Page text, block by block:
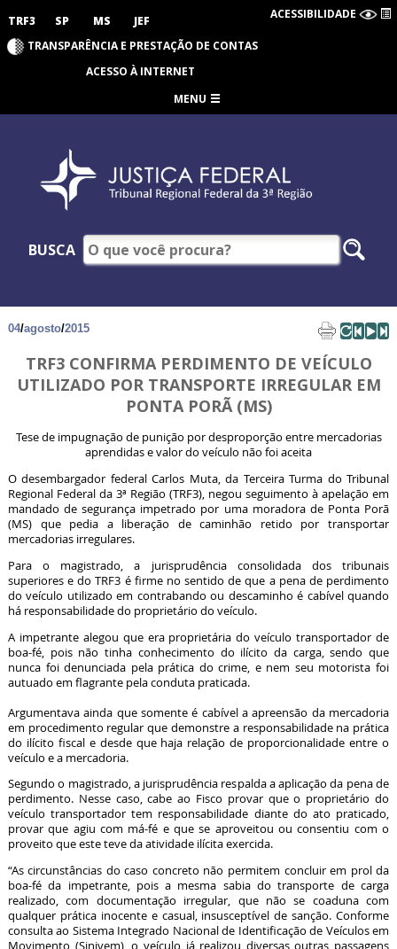
TRF3 SP MS JEF ACESSIBILIDADE
TRANSPARÊNCIA E PRESTAÇÃO DE CONTAS
ACESSO À INTERNET
MENU
BUSCA
04/agosto/2015
TRF3 CONFIRMA PERDIMENTO DE VEÍCULO
UTILIZADO POR TRANSPORTE IRREGULAR EM
PONTA PORÃ (MS)
Tese de impugnação de punição por desproporção entre mercadorias
aprendidas e valor do veículo não foi aceita
O desembargador federal Carlos Muta, da Terceira Turma do Tribunal
Regional Federal da 3ª Região (TRF3), negou seguimento à apelação em
mandado de segurança impetrado por uma moradora de Ponta Porã
(MS) que pedia a liberação de caminhão retido por transportar
mercadorias irregulares.
Para o magistrado, a jurisprudência consolidada dos tribunais
superiores e do TRF3 é firme no sentido de que a pena de perdimento
do veículo utilizado em contrabando ou descaminho é cabível quando
há responsabilidade do proprietário do veículo.
A impetrante alegou que era proprietária do veículo transportador de
boa-fé, pois não tinha conhecimento do ilícito da carga, sendo que
nunca foi denunciada pela prática do crime, e nem seu motorista foi
autuado em flagrante pela conduta praticada.
Argumentava ainda que somente é cabível a apreensão da mercadoria
em procedimento regular que demonstre a responsabilidade na prática
do ilícito fiscal e desde que haja relação de proporcionalidade entre o
veículo e a mercadoria.
Segundo o magistrado, a jurisprudência respalda a aplicação da pena de
perdimento. Nesse caso, cabe ao Fisco provar que o proprietário do
veículo transportador tem responsabilidade diante do ato praticado,
provar que agiu com má-fé e que se aproveitou ou consentiu com o
proveito que este teve da atividade ilícita exercida.
“As circunstâncias do caso concreto não permitem concluir em prol da
boa-fé da impetrante, pois a mesma sabia do transporte de carga
realizado, com documentação irregular, que não se coaduna com
qualquer prática inocente e casual, insusceptível de sanção. Conforme
consulta ao Sistema Integrado Nacional de Identificação de Veículos em